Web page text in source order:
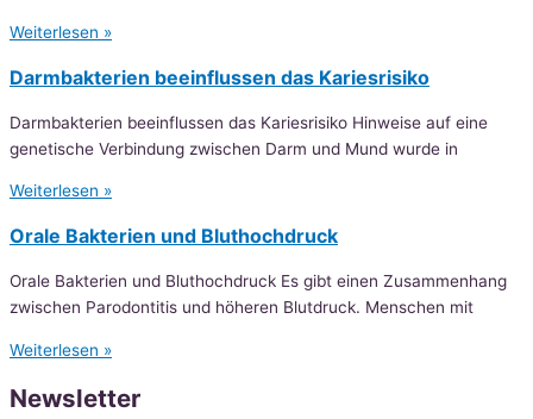
Weiterlesen »
Darmbakterien beeinflussen das Kariesrisiko
Darmbakterien beeinflussen das Kariesrisiko Hinweise auf eine
genetische Verbindung zwischen Darm und Mund wurde in
Weiterlesen »
Orale Bakterien und Bluthochdruck
Orale Bakterien und Bluthochdruck Es gibt einen Zusammenhang
zwischen Parodontitis und höheren Blutdruck. Menschen mit
Weiterlesen »
Newsletter